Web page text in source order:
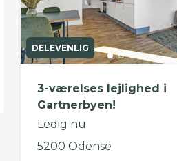
DELEVENLIG
3-værelses lejlighed i
Gartnerbyen!
Ledig nu
5200 Odense